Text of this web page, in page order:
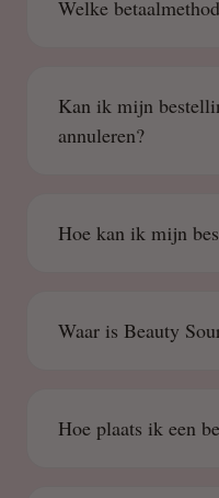
Welke
Kan ik mijn
annuleren?
Hoe kan ik mijn
Waar is Beauty
Hoe plaats ik een